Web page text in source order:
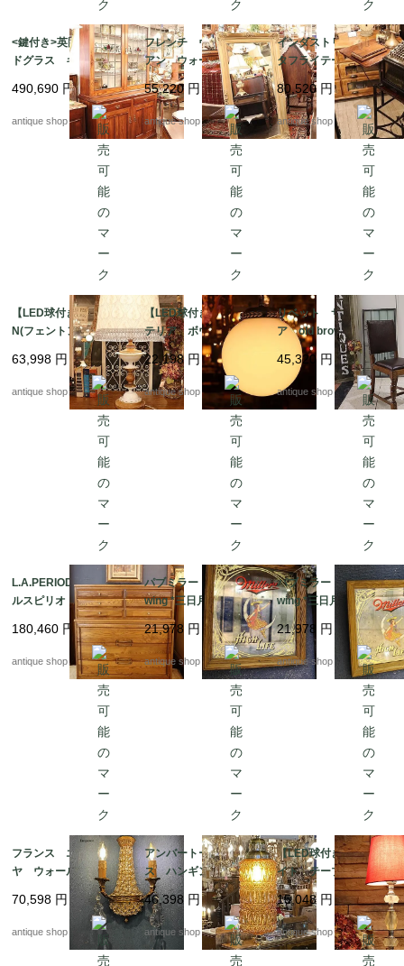
<鍵付き>英国 ステン
ドグラス キャビネッ
ト カップボード
490,690 円
antique shop at's
フレンチ ヴィクトリ
アン ウォールミラー
55,220 円
antique shop at's
インダストリアル バ
タフライテーブル(マシ
ンはおまけ)
80,520 円
antique shop at's
【LED球付き】FENTO
N(フェントン)ミルクグ
ラス テーブルラン
プ & LIBERTY シ
63,998 円
antique shop at's
【LED球付き】カフェ
テリア ボウルランプ/
ハンギングランプ
22,198 円
antique shop at's
リベット サイドチェ
ア old brown leather
45,320 円
antique shop at's
L.A.PERIOD (ロサンゼ
ルスピリオド)社 ハイ
180,460 円
antique shop at's
パブミラー Miller Bre
wing *三日月と女性 T
ype2
21,978 円
antique shop at's
パブミラー Miller Bre
wing *三日月と女性 T
ype1
21,978 円
antique shop at's
フランス エンパイ
ヤ ウォールブラケッ
トランプ*wall chandeli
er
70,598 円
antique shop at's
アンバートールグラ
ス ハンギングラン
プ *1960's amber tall
46,398 円
antique shop at's
【LED球付き】ルーサ
イト テーブルランプ
15,048 円
antique shop at's